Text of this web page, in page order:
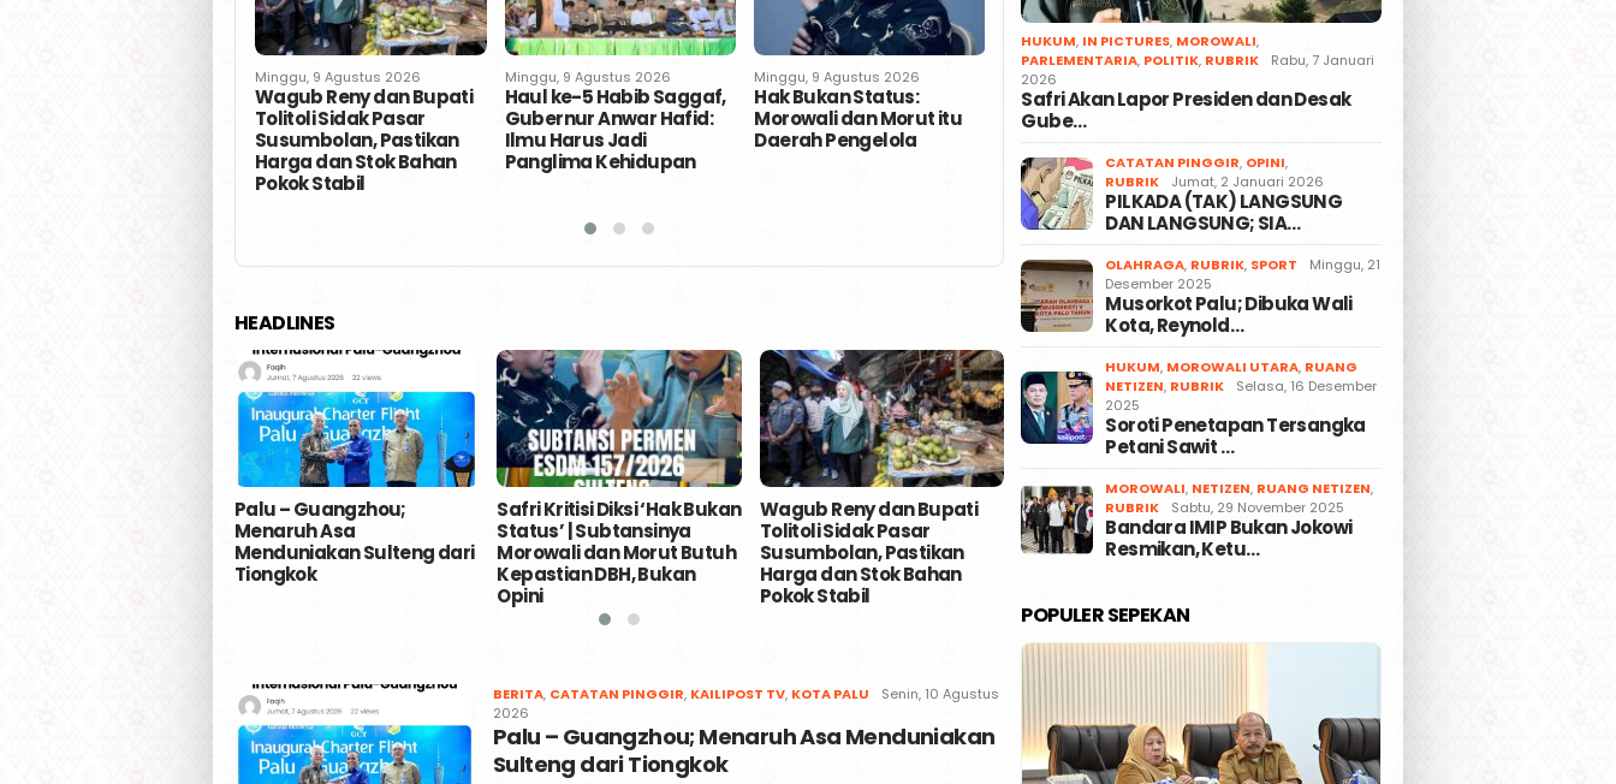
Minggu, 9 Agustus 2026
Wagub Reny dan Bupati
Tolitoli Sidak Pasar
Susumbolan, Pastikan
Harga dan Stok Bahan
Pokok Stabil
Minggu, 9 Agustus 2026
Haul ke-5 Habib Saggaf,
Gubernur Anwar Hafid:
Ilmu Harus Jadi
Panglima Kehidupan
Minggu, 9 Agustus 2026
Hak Bukan Status:
Morowali dan Morut itu
Daerah Pengelola
Minggu, 9 Agustus 2026
Permen 157/2026 Menteri
Bahlil Ditolak Rakyat dan
Andika : Negara Wajib
Adil
Safri ‘Sayangkan’ Opini
Berjuang’’
HEADLINES
Palu – Guangzhou;
Menaruh Asa
Menduniakan Sulteng dari
Tiongkok
Safri Kritisi Diksi ‘Hak Bukan
Status’ | Subtansinya
Morowali dan Morut Butuh
Kepastian DBH, Bukan
Opini
Wagub Reny dan Bupati
Tolitoli Sidak Pasar
Susumbolan, Pastikan
Harga dan Stok Bahan
Pokok Stabil
Haul ke-5 Habib Saggaf,
Gubernur Anwar Hafid:
Ilmu Harus Jadi Panglima
Hak Bukan Status:
Morowali dan Morut itu
KAILIPOST BERITA, CATATAN PINGGIR, KAILIPOST TV, KOTA PALU Redaksi
Post
Senin, 10 Agustus
2026
Palu – Guangzhou; Menaruh Asa Menduniakan
Sulteng dari Tiongkok
HUKUM, IN PICTURES, MOROWALI,
PARLEMENTARIA, POLITIK, RUBRIK
Rabu, 7 Januari
2026
Safri Akan Lapor Presiden dan Desak
Gube…
CATATAN PINGGIR, OPINI,
RUBRIK
Jumat, 2 Januari 2026
PILKADA (TAK) LANGSUNG
DAN LANGSUNG; SIA…
OLAHRAGA, RUBRIK, SPORT
Minggu, 21
Desember 2025
Musorkot Palu; Dibuka Wali
Kota, Reynold…
HUKUM, MOROWALI UTARA, RUANG
NETIZEN, RUBRIK
Selasa, 16 Desember
2025
Soroti Penetapan Tersangka
Petani Sawit …
MOROWALI, NETIZEN, RUANG NETIZEN,
RUBRIK
Sabtu, 29 November 2025
Bandara IMIP Bukan Jokowi
Resmikan, Ketu…
POPULER SEPEKAN